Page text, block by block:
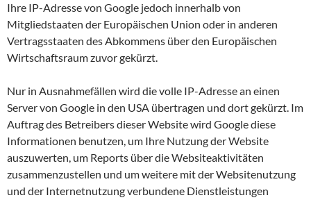
Ihre IP-Adresse von Google jedoch innerhalb von
Mitgliedstaaten der Europäischen Union oder in anderen
Vertragsstaaten des Abkommens über den Europäischen
Wirtschaftsraum zuvor gekürzt.
Nur in Ausnahmefällen wird die volle IP-Adresse an einen
Server von Google in den USA übertragen und dort gekürzt. Im
Auftrag des Betreibers dieser Website wird Google diese
Informationen benutzen, um Ihre Nutzung der Website
auszuwerten, um Reports über die Websiteaktivitäten
zusammenzustellen und um weitere mit der Websitenutzung
und der Internetnutzung verbundene Dienstleistungen